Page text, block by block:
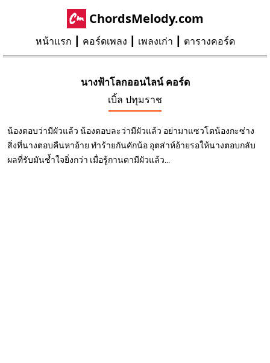
ChordsMelody.com
หน้าแรก คอร์ดเพลง เพลงเก่า ตารางคอร์ด
นางฟ้าโลกออนไลน์ คอร์ด
เบิ้ล ปทุมราช
น้องตอบว่ามีผัวแล้ว น้องตอบละว่ามีผัวแล้ว อย่ามาแซวโตน้องกะซ่าง
สิ่งที่นางตอบคืนหาอ้าย ทำร้ายกันคักน้อ อุตส่าห์อ้ายรอให้นางตอบกลับ
ผลที่รับมันช้ำใจยิ่งกว่า เมื่อรู้กานดามีผัวแล้ว...